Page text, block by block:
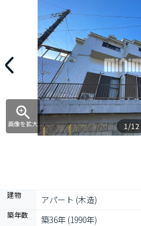
画像を拡大 1/12
建物 アパート (木造)
築年数 築36年 (1990年)